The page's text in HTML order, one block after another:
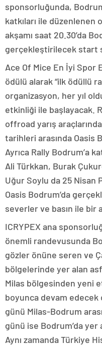
sponsorluğunda,
katkıları ile düzenlenen
akşamı saat 20.30’da
gerçekleştirilecek start
Ace Of Mice En İyi Spor
ödülü alarak “ilk ödüllü
organizasyon, her yıl
etkinliği ile başlayacak.
offroad yarış
tarihleri arasında Oasis
Ayrıca Rally Bodrum’a
Ali Türkkan, Burak
Uğur Soylu da 25 Nisan
Oasis Bodrum’da
severler ve basın ile bir
ICRYPEX ana
önemli randevusunda
gözler önüne seren ve
bölgelerinde yer alan
Milas bölgesinden yeni
boyunca devam
günü Milas-Bodrum
günü ise Bodrum’da yer
Aynı zamanda Türkiye